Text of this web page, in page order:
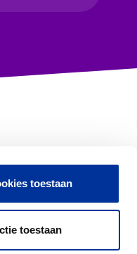
toestaan
toestaan
& Privacy